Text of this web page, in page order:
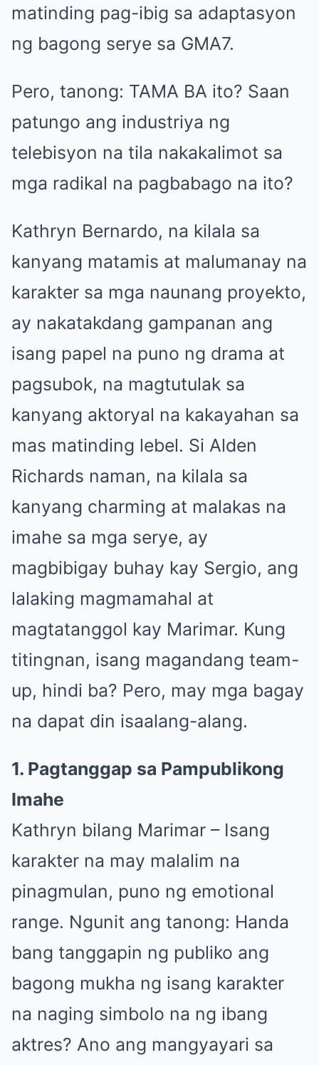
matinding pag-ibig sa adaptasyon
ng bagong serye sa GMA7.
Pero, tanong: TAMA BA ito? Saan
patungo ang industriya ng
telebisyon na tila nakakalimot sa
mga radikal na pagbabago na ito?
Kathryn Bernardo, na kilala sa
kanyang matamis at malumanay na
karakter sa mga naunang proyekto,
ay nakatakdang gampanan ang
isang papel na puno ng drama at
pagsubok, na magtutulak sa
kanyang aktoryal na kakayahan sa
mas matinding lebel. Si Alden
Richards naman, na kilala sa
kanyang charming at malakas na
imahe sa mga serye, ay
magbibigay buhay kay Sergio, ang
lalaking magmamahal at
magtatanggol kay Marimar. Kung
titingnan, isang magandang team-
up, hindi ba? Pero, may mga bagay
na dapat din isaalang-alang.
1. Pagtanggap sa Pampublikong
Imahe
Kathryn bilang Marimar – Isang
karakter na may malalim na
pinagmulan, puno ng emotional
range. Ngunit ang tanong: Handa
bang tanggapin ng publiko ang
bagong mukha ng isang karakter
na naging simbolo na ng ibang
aktres? Ano ang mangyayari sa